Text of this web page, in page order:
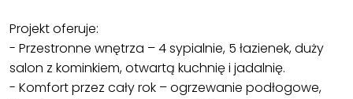
Projekt oferuje:
- Przestronne wnętrza – 4 sypialnie, 5 łazienek, duży
salon z kominkiem, otwartą kuchnię i jadalnię.
- Komfort przez cały rok – ogrzewanie podłogowe,